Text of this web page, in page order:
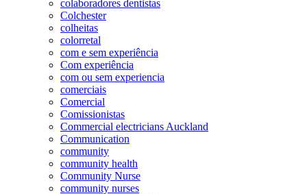
colaboradores dentistas
Colchester
colheitas
colorretal
com e sem experiência
Com experiência
com ou sem experiencia
comerciais
Comercial
Comissionistas
Commercial electricians Auckland
Communication
community
community health
Community Nurse
community nurses